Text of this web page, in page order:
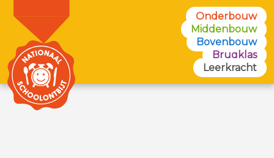
Onderbouw
Middenbouw
Bovenbouw
Brugklas
Leerkracht